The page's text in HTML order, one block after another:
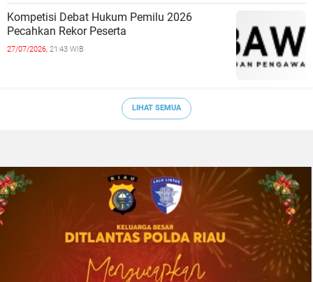
Kompetisi Debat Hukum Pemilu 2026
Pecahkan Rekor Peserta
27/07/2026, 21:43 WIB
LIHAT SEMUA